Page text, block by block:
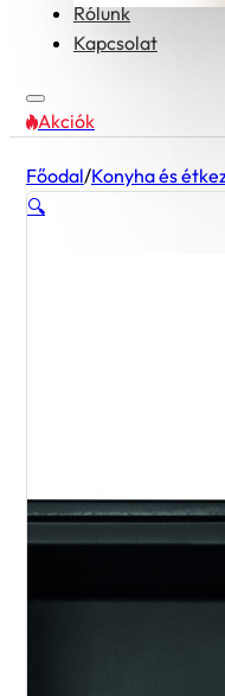
Rólunk
Kapcsolat
Akciók
Főodal/Konyha és
🔍